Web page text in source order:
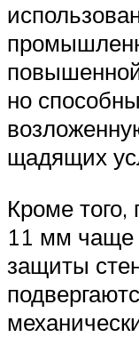
но
щадящих
Кроме
11 мм чаще
защиты